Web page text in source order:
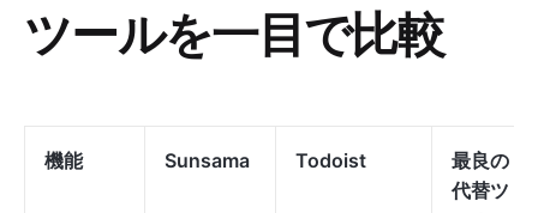
ツールを一目で比較
機能 Sunsama Todoist
最良の
代替ツ